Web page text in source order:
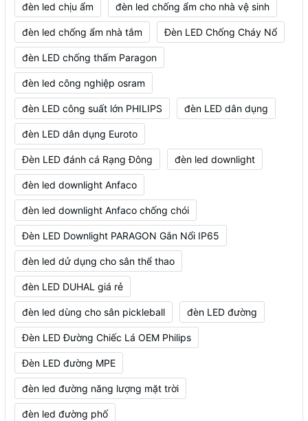
đèn led chịu ẩm đèn led chống ẩm cho nhà vệ sinh
đèn led chống ẩm nhà tắm Đèn LED Chống Cháy Nổ
đèn LED chống thấm Paragon
đèn led công nghiệp osram
đèn LED công suất lớn PHILIPS đèn LED dân dụng
đèn LED dân dụng Euroto
Đèn LED đánh cá Rạng Đông đèn led downlight
đèn led downlight Anfaco
đèn led downlight Anfaco chống chói
Đèn LED Downlight PARAGON Gắn Nổi IP65
đèn led dử dụng cho sân thể thao
đèn LED DUHAL giá rẻ
đèn led dùng cho sân pickleball đèn LED đường
Đèn LED Đường Chiếc Lá OEM Philips
Đèn LED đường MPE
đèn led đường năng lượng mặt trời
đèn led đường phố